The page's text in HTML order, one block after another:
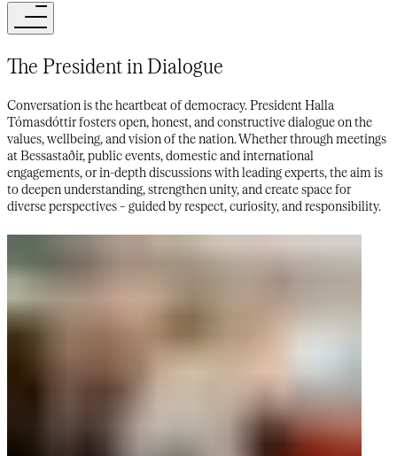
The President in Dialogue​​​​‌ ‍ ​‍​‍‌‍ ‌ ​‍‌‍‍‌‌‍‌ ‌‍‍‌‌‍ ‍​‍​‍​ ‍‍​‍​‍‌ ​ ‌‍​‌‌‍ ‍‌‍‍‌‌ ‌​‌ ‍‌​‍ ‍‌‍‍‌‌‍ ​‍​‍​‍ ​​‍​‍‌‍‍​‌ ​‍‌‍‌‌‌‍‌‍​‍​‍​ ‍‍​‍​‍‌‍‍​‌ ‌​‌ ‌​‌ ​​‌ ​ ​‍ ​‍ ‌‍‌‍‌‍ ‌ ​‍‌ ​ ‌‍‌‌‌ ‌​‌‍‍‌​‍ ‌‌‍‍‌‌ ​ ‌‍ ​‌‍​‌‌‍ ‍‌‍‌​‌ ​ ​‍ ‍‌ ‌‍‌‍‌‌‌ ​‍‌‍​ ‌‍‌‌‌‍ ​​‍ ‍‌‍​‌‌ ​​‌ ​​​‍ ‌ ​ ‌ ‌​‌ ‌‌‌‍‌​‌‍‍‌‌‍ ​‍ ‌‍‍‌‌‍ ‍‌ ‌​‌‍‌‌‌‍ ‍‌ ‌​​‍ ‌‍‌‌‌‍‌​‌‍‍‌‌ ‌​​‍ ‌‍ ‌‌‍ ‌‍‌​‌‍‌‌​ ‌‌ ​​‌ ​‍‌‍‌‌‌ ​ ‌‍‌‌‌‍ ‍‌ ‌​‌‍​‌‌ ‌​‌‍‍‌‌‍ ‌‍ ‍​ ‍ ‌‍‍‌‌‍‌​​ ‌​ ‌‌​ ‍​‌‍‌‌​ ‍​​ ‍​​ ‌ ​ ‍​​ ​ ​‍ ‌​ ‌‌​ ​​‌‍​‌‌‍‌​​‍ ‌​ ‌​​ ​ ​ ‌‌​ ‍‌​‍ ‌‌‍​‌​ ‌​​ ​ ​ ‌​​‍ ‌‌‍‌‍​ ‌‌​ ​​‌‍‌‌‌‍​‌​ ‌‌​ ​​​ ​ ​ ​‌​ ‌‍​ ‌ ‌‍‌‍​ ‍ ‌ ‌​‌ ‍‌‌ ​​‌‍‌‌​ ‌‌ ​​‌‍​‌‌‍‌ ‌‍‌‌​ ‍ ‌ ​​‌‍​‌‌ ‌​‌‍‍​​ ‌‌ ​​‌‍​‌‌‍‌ ‌‍‌‌‌​​‍‌ ‌‌‌‍‍‌‌‍ ​‌‍‌​‌‍‌‌‌ ​‍​‍‌‌​ ‌‌‌​​‍‌‌ ‌‍‍ ‌‍‌‌‌ ‍‌​‍‌‌​ ​ ‌​‌​​‍‌‌​ ​ ‌​‌​​‍‌‌​ ​‍​ ​‍​ ​ ​ ‍​​ ​​‌‍​‌‌‍​‍​ ‌ ​ ‌‍‌‍‌‌​ ​​​ ​‌​ ‌‌​ ‌‌​‍‌‌​ ​‍​ ​‍​‍‌‌​ ‌‌‌​‌​​‍ ‍‌ ‌​‌‍‍‌‌ ‌​‌‍ ​‌‍‌‌​ ‌‍​‍‌‍​‌‌ ​ ‌‍‌‌‌‌‌‌‌ ​‍‌‍ ​​ ‌‌‍‍​‌ ‌​‌ ‌​‌ ​​‌ ​ ​‍‌‌​ ​‍‌​‌‍​‍‌‌​ ​‍‌​‌‍‌‍‌‍‌‍ ‌ ​‍‌ ​ ‌‍‌‌‌ ‌​‌‍‍‌​‍ ‌‌‍‍‌‌ ​ ‌‍ ​‌‍​‌‌‍ ‍‌‍‌​‌ ​ ​‍ ‍‌ ‌‍‌‍‌‌‌ ​‍‌‍​ ‌‍‌‌‌‍ ​​‍ ‍‌‍​‌‌ ​​‌ ​​​‍‌‌​ ​‍‌​‌‍‌ ​ ‌ ‌​‌ ‌‌‌‍‌​‌‍‍‌‌‍ ​‍‌‍‌‍‍‌‌‍‌​​ ‌​ ‌‌​ ‍​‌‍‌‌​ ‍​​ ‍​​ ‌ ​ ‍​​ ​ ​‍ ‌​ ‌‌​ ​​‌‍​‌‌‍‌​​‍ ‌​ ‌​​ ​ ​ ‌‌​ ‍‌​‍ ‌‌‍​‌​ ‌​​ ​ ​ ‌​​‍ ‌‌‍‌‍​ ‌‌​ ​​‌‍‌‌‌‍​‌​ ‌‌​ ​​​ ​ ​ ​‌​ ‌‍​ ‌ ‌‍‌‍​‍‌‍‌ ‌​‌ ‍‌‌ ​​‌‍‌‌​ ‌‌ ​​‌‍​‌‌‍‌ ‌‍‌‌​‍‌‍‌ ​​‌‍​‌‌ ‌​‌‍‍​​ ‌‌ ​​‌‍​‌‌‍‌ ‌‍‌‌‌​​‍‌ ‌‌‌‍‍‌‌‍ ​‌‍‌​‌‍‌‌‌ ​‍​‍‌‌​ ‌‌‌​​‍‌‌ ‌‍‍ ‌‍‌‌‌ ‍‌​‍‌‌​ ​ ‌​‌​​‍‌‌​ ​ ‌​‌​​‍‌‌​ ​‍​ ​‍​ ​ ​ ‍​​ ​​‌‍​‌‌‍​‍​ ‌ ​ ‌‍‌‍‌‌​ ​​​ ​‌​ ‌‌​ ‌‌​‍‌‌​ ​‍​ ​‍​‍‌‌​ ‌‌‌​‌​​‍ ‍‌ ‌​‌‍‍‌‌ ‌​‌‍ ​‌‍‌‌​‍‌‍‌ ​​‌‍‌‌‌ ​‍‌ ​ ‌ ​​‌‍‌‌‌‍​ ‌ ‌​‌‍‍‌‌ ‌‍‌‍‌‌​ ‌‌ ​​‌ ‌‌‌‍​‍‌‍ ​‌‍‍‌‌ ​ ‌‍‍​‌‍‌‌‌‍‌​​‍​‍‌ ‌
Conversation is the heartbeat of democracy. President Halla
Tómasdóttir fosters open, honest, and constructive dialogue on the
values, wellbeing, and vision of the nation. Whether through meetings
at Bessastaðir, public events, domestic and international
engagements, or in-depth discussions with leading experts, the aim is
to deepen understanding, strengthen unity, and create space for
diverse perspectives – guided by respect, curiosity, and responsibility.​​​​‌ ‍ ​‍​‍‌‍ ‌ ​‍‌‍‍‌‌‍‌ ‌‍‍‌‌‍ ‍​‍​‍​ ‍‍​‍​‍‌ ​ ‌‍​‌‌‍ ‍‌‍‍‌‌ ‌​‌ ‍‌​‍ ‍‌‍‍‌‌‍ ​‍​‍​‍ ​​‍​‍‌‍‍​‌ ​‍‌‍‌‌‌‍‌‍​‍​‍​ ‍‍​‍​‍‌‍‍​‌ ‌​‌ ‌​‌ ​​‌ ​ ​‍ ​‍ ‌‍‌‍‌‍ ‌ ​‍‌ ​ ‌‍‌‌‌ ‌​‌‍‍‌​‍ ‌‌‍‍‌‌ ​ ‌‍ ​‌‍​‌‌‍ ‍‌‍‌​‌ ​ ​‍ ‍‌ ‌‍‌‍‌‌‌ ​‍‌‍​ ‌‍‌‌‌‍ ​​‍ ‍‌‍​‌‌ ​​‌ ​​​‍ ‌ ​ ‌ ‌​‌ ‌‌‌‍‌​‌‍‍‌‌‍ ​‍ ‌‍‍‌‌‍ ‍‌ ‌​‌‍‌‌‌‍ ‍‌ ‌​​‍ ‌‍‌‌‌‍‌​‌‍‍‌‌ ‌​​‍ ‌‍ ‌‌‍ ‌‍‌​‌‍‌‌​ ‌‌ ​​‌ ​‍‌‍‌‌‌ ​ ‌‍‌‌‌‍ ‍‌ ‌​‌‍​‌‌ ‌​‌‍‍‌‌‍ ‌‍ ‍​ ‍ ‌‍‍‌‌‍‌​​ ‌​ ‌‌​ ‍​‌‍‌‌​ ‍​​ ‍​​ ‌ ​ ‍​​ ​ ​‍ ‌​ ‌‌​ ​​‌‍​‌‌‍‌​​‍ ‌​ ‌​​ ​ ​ ‌‌​ ‍‌​‍ ‌‌‍​‌​ ‌​​ ​ ​ ‌​​‍ ‌‌‍‌‍​ ‌‌​ ​​‌‍‌‌‌‍​‌​ ‌‌​ ​​​ ​ ​ ​‌​ ‌‍​ ‌ ‌‍‌‍​ ‍ ‌ ‌​‌ ‍‌‌ ​​‌‍‌‌​ ‌‌ ​​‌‍​‌‌‍‌ ‌‍‌‌​ ‍ ‌ ​​‌‍​‌‌ ‌​‌‍‍​​ ‌‌ ​​‌‍​‌‌‍‌ ‌‍‌‌‌​​‍‌ ‌‌‌‍‍‌‌‍ ​‌‍‌​‌‍‌‌‌ ​‍​‍‌‌​ ‌‌‌​​‍‌‌ ‌‍‍ ‌‍‌‌‌ ‍‌​‍‌‌​ ​ ‌​‌​​‍‌‌​ ​ ‌​‌​​‍‌‌​ ​‍​ ​‍​ ​ ​ ‍​​ ​​‌‍​‌‌‍​‍​ ‌ ​ ‌‍‌‍‌‌​ ​​​ ​‌​ ‌‌​ ‌‌​‍‌‌​ ​‍​ ​‍​‍‌‌​ ‌‌‌​‌​​‍ ‍‌ ‌​‌‍‌‌‌ ‍​‌ ‌​​ ‌‍​‍‌‍​‌‌ ​ ‌‍‌‌‌‌‌‌‌ ​‍‌‍ ​​ ‌‌‍‍​‌ ‌​‌ ‌​‌ ​​‌ ​ ​‍‌‌​ ​‍‌​‌‍​‍‌‌​ ​‍‌​‌‍‌‍‌‍‌‍ ‌ ​‍‌ ​ ‌‍‌‌‌ ‌​‌‍‍‌​‍ ‌‌‍‍‌‌ ​ ‌‍ ​‌‍​‌‌‍ ‍‌‍‌​‌ ​ ​‍ ‍‌ ‌‍‌‍‌‌‌ ​‍‌‍​ ‌‍‌‌‌‍ ​​‍ ‍‌‍​‌‌ ​​‌ ​​​‍‌‌​ ​‍‌​‌‍‌ ​ ‌ ‌​‌ ‌‌‌‍‌​‌‍‍‌‌‍ ​‍‌‍‌‍‍‌‌‍‌​​ ‌​ ‌‌​ ‍​‌‍‌‌​ ‍​​ ‍​​ ‌ ​ ‍​​ ​ ​‍ ‌​ ‌‌​ ​​‌‍​‌‌‍‌​​‍ ‌​ ‌​​ ​ ​ ‌‌​ ‍‌​‍ ‌‌‍​‌​ ‌​​ ​ ​ ‌​​‍ ‌‌‍‌‍​ ‌‌​ ​​‌‍‌‌‌‍​‌​ ‌‌​ ​​​ ​ ​ ​‌​ ‌‍​ ‌ ‌‍‌‍​‍‌‍‌ ‌​‌ ‍‌‌ ​​‌‍‌‌​ ‌‌ ​​‌‍​‌‌‍‌ ‌‍‌‌​‍‌‍‌ ​​‌‍​‌‌ ‌​‌‍‍​​ ‌‌ ​​‌‍​‌‌‍‌ ‌‍‌‌‌​​‍‌ ‌‌‌‍‍‌‌‍ ​‌‍‌​‌‍‌‌‌ ​‍​‍‌‌​ ‌‌‌​​‍‌‌ ‌‍‍ ‌‍‌‌‌ ‍‌​‍‌‌​ ​ ‌​‌​​‍‌‌​ ​ ‌​‌​​‍‌‌​ ​‍​ ​‍​ ​ ​ ‍​​ ​​‌‍​‌‌‍​‍​ ‌ ​ ‌‍‌‍‌‌​ ​​​ ​‌​ ‌‌​ ‌‌​‍‌‌​ ​‍​ ​‍​‍‌‌​ ‌‌‌​‌​​‍ ‍‌ ‌​‌‍‌‌‌ ‍​‌ ‌​​‍‌‍‌ ​​‌‍‌‌‌ ​‍‌ ​ ‌ ​​‌‍‌‌‌‍​ ‌ ‌​‌‍‍‌‌ ‌‍‌‍‌‌​ ‌‌ ​​‌ ‌‌‌‍​‍‌‍ ​‌‍‍‌‌ ​ ‌‍‍​‌‍‌‌‌‍‌​​‍​‍‌ ‌